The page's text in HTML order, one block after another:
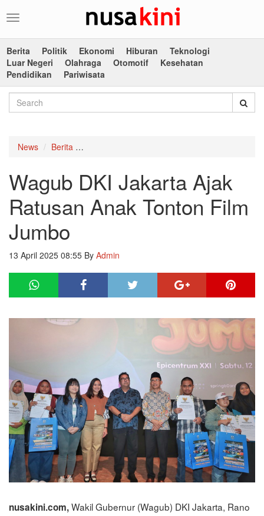
Toggle
Berita
Politik Ekonomi Hiburan
Teknologi
Luar Negeri
Olahraga Otomotif
Kesehatan
Pendidikan
Pariwisata
News Berita
Wagub DKI Jakarta Ajak
Ratusan Anak Tonton Film
Jumbo
13 April 2025 08:55 By Admin
nusakini.com,Wakil Gubernur (Wagub) DKI Jakarta, Rano